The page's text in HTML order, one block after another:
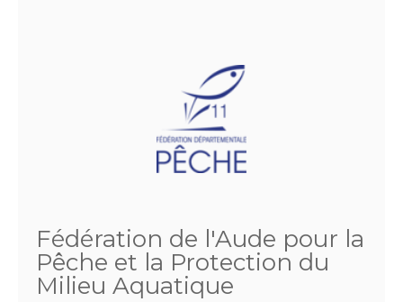
Fédération de l'Aude pour la
Pêche et la Protection du
Milieu Aquatique